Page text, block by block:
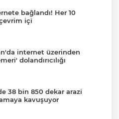
bağlandı! Her 10
içi
internet üzerinden
dolandırıcılığı
38 bin 850 dekar arazi
kavuşuyor